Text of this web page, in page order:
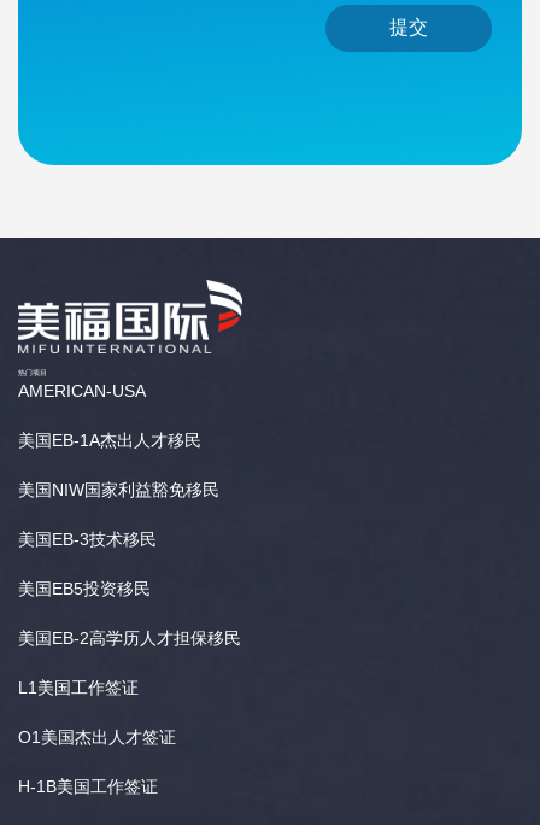
提交
热门项目
AMERICAN-USA
美国EB-1A杰出人才移民
美国NIW国家利益豁免移民
美国EB-3技术移民
美国EB5投资移民
美国EB-2高学历人才担保移民
L1美国工作签证
O1美国杰出人才签证
H-1B美国工作签证